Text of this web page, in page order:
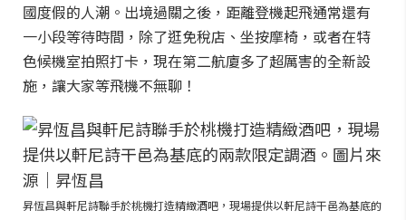
國度假的人潮。出境過關之後，距離登機起飛通常還有
一小段等待時間，除了逛免稅店、坐按摩椅，或者在特
色候機室拍照打卡，現在第二航廈多了超厲害的全新設
施，讓大家等飛機不無聊！
昇恆昌與軒尼詩聯手於桃機打造精緻酒吧，現場提供以軒尼詩干邑為基底的